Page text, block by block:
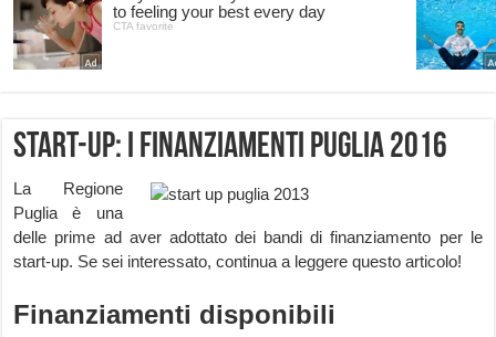
Start-up: i finanziamenti Puglia 2016
La Regione
Puglia è una
delle prime ad aver adottato dei bandi di finanziamento per le
start-up. Se sei interessato, continua a leggere questo articolo!
Finanziamenti disponibili